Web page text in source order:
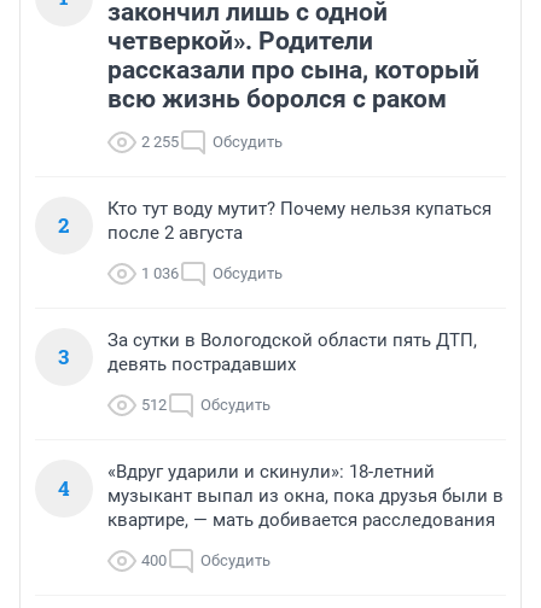
закончил лишь с одной
четверкой». Родители
рассказали про сына, который
всю жизнь боролся с раком
2 255 Обсудить
2
Кто тут воду мутит? Почему нельзя купаться
после 2 августа
1 036 Обсудить
3
За сутки в Вологодской области пять ДТП,
девять пострадавших
512 Обсудить
4
«Вдруг ударили и скинули»: 18-летний
музыкант выпал из окна, пока друзья были в
квартире, — мать добивается расследования
400 Обсудить